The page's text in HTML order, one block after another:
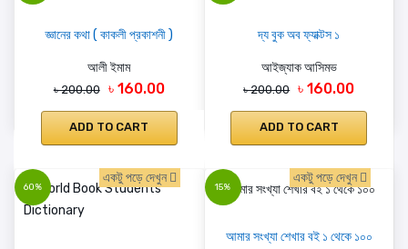
জ্ঞানের কথা ( কাকলী প্রকাশনী )
আলী ইমাম
৳ 200.00 ৳ 160.00
ADD TO CART
দ্য বুক অব ফ্যাক্টস ১
আইজ্যাক আসিমভ
৳ 200.00 ৳ 160.00
ADD TO CART
60%
একটু পড়ে দেখুন
15%
একটু পড়ে দেখুন
আমার সংখ্যা শেখার বই ১ থেকে ১০০